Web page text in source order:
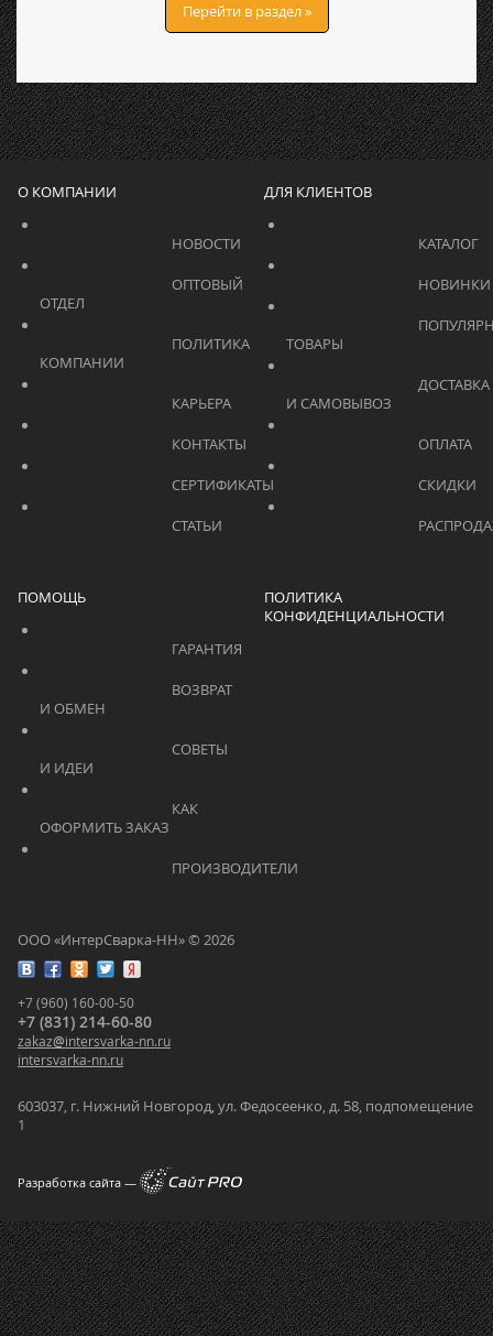
Перейти в раздел »
ООО «ИнтерСварка-НН» © 2026
+7 (960) 160-00-50
+7 (831) 214-60-80
zakaz@intersvarka-nn.ru
intersvarka-nn.ru
603037, г. Нижний Новгород, ул. Федосеенко, д. 58, подпомещение
1
Разработка сайта —
О КОМПАНИИ
			    		КАРЬЕРА
ДЛЯ КЛИЕНТОВ
ПОМОЩЬ
ПОЛИТИКА
КОНФИДЕНЦИАЛЬНОСТИ